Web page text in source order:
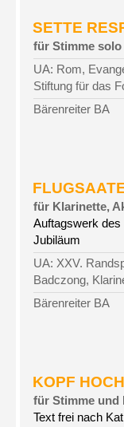
SETTE
für Stimme
UA: Rom,
Stiftung für das
Bärenreiter BA
für Klarinette,
Auftagswerk
Jubiläum
UA: XXV.
Badczong,
Bärenreiter BA
KOPF
für Stimme und
Text frei nach